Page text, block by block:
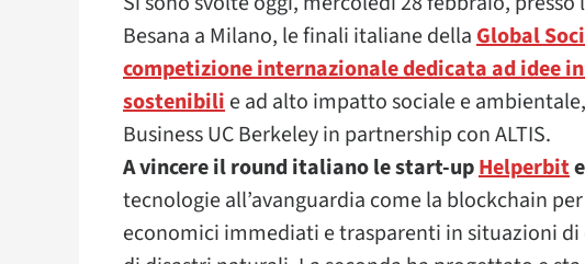
Besana a Milano, le finali italiane dellaGlobal
competizione internazionale dedicata ad idee
sostenibilie ad alto impatto sociale e
Business UC Berkeley in partnership con ALTIS.
A vincere il round italiano le start-upHelperbit
tecnologie all’avanguardia come la blockchain
economici immediati e trasparenti in situazioni